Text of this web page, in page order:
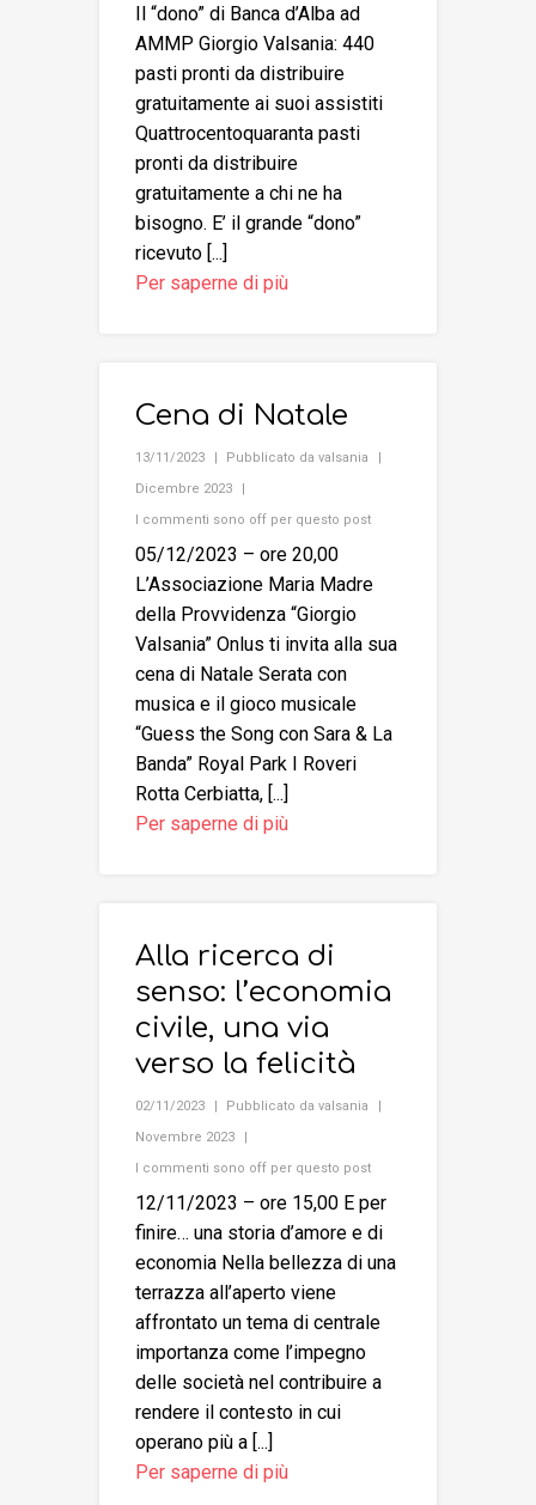
Il “dono” di Banca d’Alba ad
AMMP Giorgio Valsania: 440
pasti pronti da distribuire
gratuitamente ai suoi assistiti
Quattrocentoquaranta pasti
pronti da distribuire
gratuitamente a chi ne ha
bisogno. E’ il grande “dono”
ricevuto [...]
Per saperne di più
Cena di Natale
13/11/2023 Pubblicato da valsania
Dicembre 2023
I commenti sono off per questo post
05/12/2023 – ore 20,00
L’Associazione Maria Madre
della Provvidenza “Giorgio
Valsania” Onlus ti invita alla sua
cena di Natale Serata con
musica e il gioco musicale
“Guess the Song con Sara & La
Banda” Royal Park I Roveri
Rotta Cerbiatta, [...]
Per saperne di più
Alla ricerca di
senso: l’economia
civile, una via
verso la felicità
02/11/2023 Pubblicato da valsania
Novembre 2023
I commenti sono off per questo post
12/11/2023 – ore 15,00 E per
finire… una storia d’amore e di
economia Nella bellezza di una
terrazza all’aperto viene
affrontato un tema di centrale
importanza come l’impegno
delle società nel contribuire a
rendere il contesto in cui
operano più a [...]
Per saperne di più